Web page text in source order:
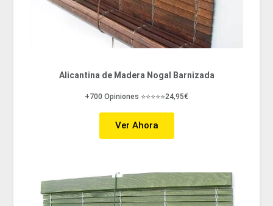
Alicantina de Madera Nogal Barnizada
+700 Opiniones ⭐⭐⭐⭐⭐24,95€
Ver Ahora